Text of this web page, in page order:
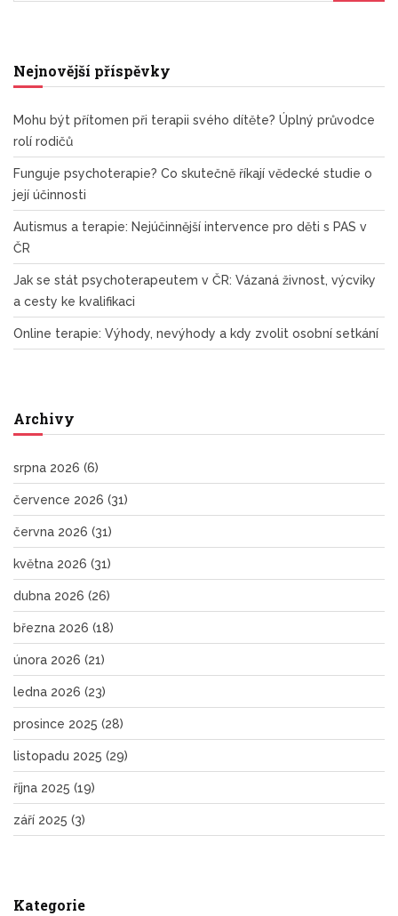
Nejnovější příspěvky
Mohu být přítomen při terapii svého dítěte? Úplný průvodce
rolí rodičů
Funguje psychoterapie? Co skutečně říkají vědecké studie o
její účinnosti
Autismus a terapie: Nejúčinnější intervence pro děti s PAS v
ČR
Jak se stát psychoterapeutem v ČR: Vázaná živnost, výcviky
a cesty ke kvalifikaci
Online terapie: Výhody, nevýhody a kdy zvolit osobní setkání
Archivy
srpna 2026 (6)
července 2026 (31)
června 2026 (31)
května 2026 (31)
dubna 2026 (26)
března 2026 (18)
února 2026 (21)
ledna 2026 (23)
prosince 2025 (28)
listopadu 2025 (29)
října 2025 (19)
září 2025 (3)
Kategorie